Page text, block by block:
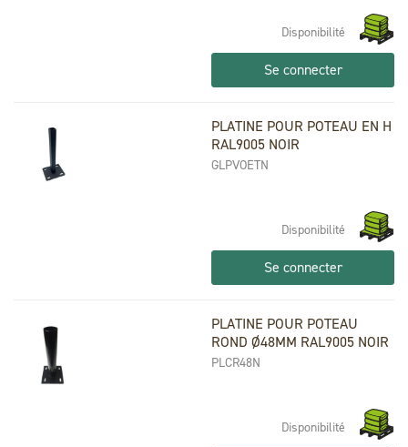
Disponibilité
Se connecter
PLATINE POUR POTEAU EN H
RAL9005 NOIR
GLPVOETN
Disponibilité
Se connecter
PLATINE POUR POTEAU
ROND Ø48MM RAL9005 NOIR
PLCR48N
Disponibilité